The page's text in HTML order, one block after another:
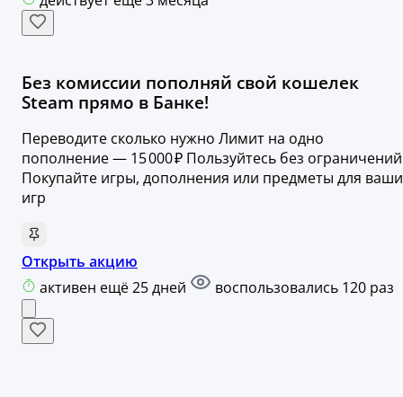
Без комиссии пополняй свой кошелек
Steam прямо в Банке!
Переводите сколько нужно Лимит на одно
пополнение — 15 000 ₽ Пользуйтесь без ограничений
Покупайте игры, дополнения или предметы для
игр
Открыть акцию
активен ещё 25 дней
воспользовались 120 раз